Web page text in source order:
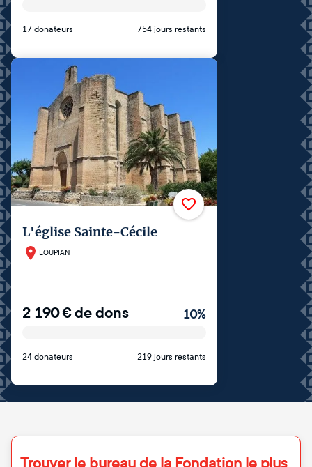
17 donateurs 754 jours restants
L'église Sainte-Cécile
LOUPIAN
2 190€de dons 10%
24 donateurs 219 jours restants